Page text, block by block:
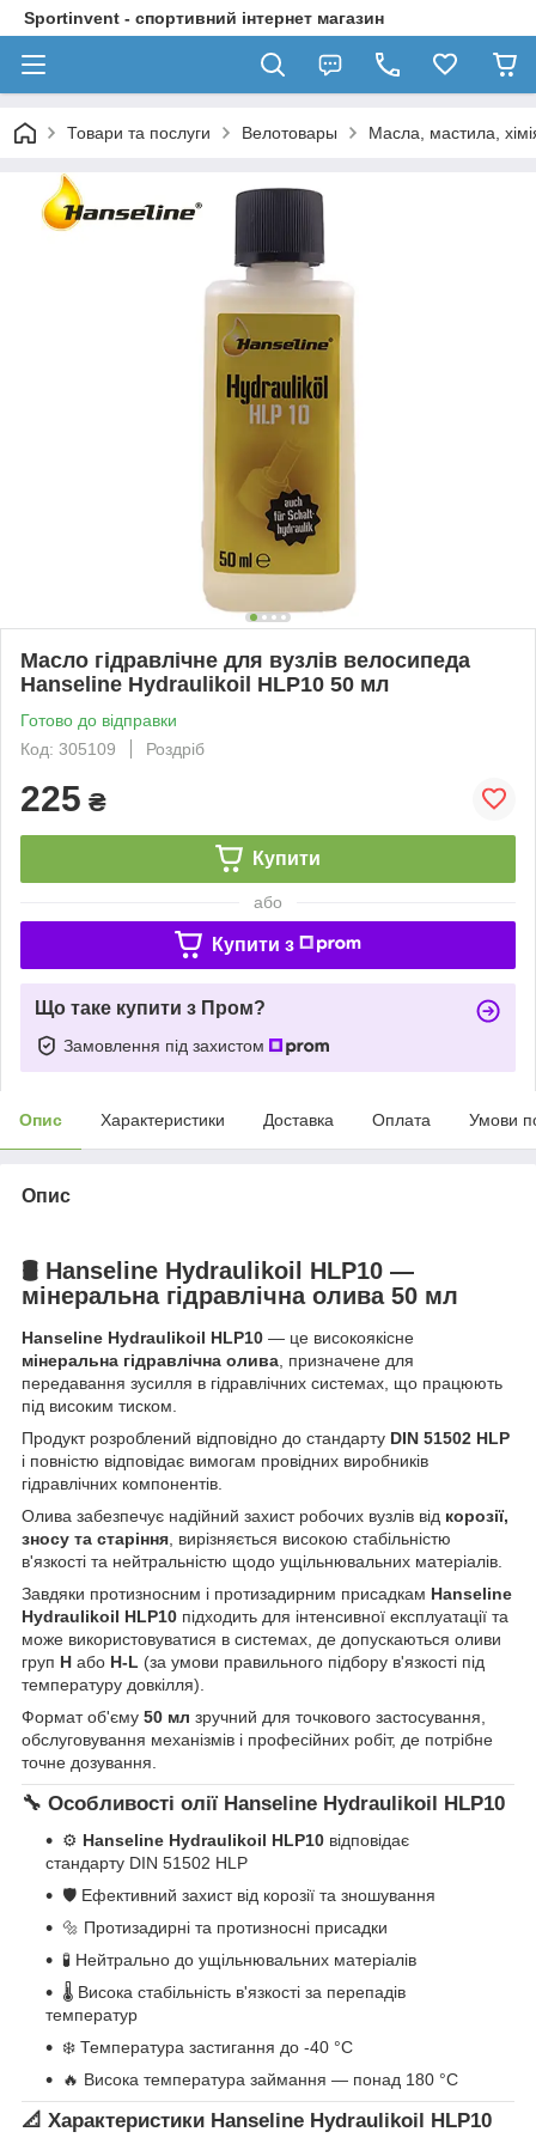
Sportinvent - спортивний інтернет магазин
Товари та послуги Велотовары Масла, мастила,
Масло гідравлічне для вузлів велосипеда
Hanseline Hydraulikoil HLP10 50 мл
Готово до відправки
Код: 305109
Роздріб
225 ₴
Купити
або
Купити з
Що таке купити з Пром?
Замовлення під захистом
Опис Характеристики Доставка Оплата Умови
Опис
🛢️ Hanseline Hydraulikoil HLP10 —
мінеральна гідравлічна олива 50 мл
Hanseline Hydraulikoil HLP10 — це високоякісне
мінеральна гідравлічна олива, призначене для
передавання зусилля в гідравлічних системах, що працюють
під високим тиском.
Продукт розроблений відповідно до стандарту DIN 51502 HLP
і повністю відповідає вимогам провідних виробників
гідравлічних компонентів.
Олива забезпечує надійний захист робочих вузлів від корозії,
зносу та старіння, вирізняється високою стабільністю
в'язкості та нейтральністю щодо ущільнювальних матеріалів.
Завдяки протизносним і протизадирним присадкам Hanseline
Hydraulikoil HLP10 підходить для інтенсивної експлуатації та
може використовуватися в системах, де допускаються оливи
груп H або H-L (за умови правильного підбору в'язкості під
температуру довкілля).
Формат об'єму 50 мл зручний для точкового застосування,
обслуговування механізмів і професійних робіт, де потрібне
точне дозування.
🔧 Особливості олії Hanseline Hydraulikoil HLP10
⚙️ Hanseline Hydraulikoil HLP10 відповідає
стандарту DIN 51502 HLP
🛡️ Ефективний захист від корозії та зношування
🔩 Протизадирні та протизносні присадки
🧪 Нейтрально до ущільнювальних матеріалів
🌡️ Висока стабільність в'язкості за перепадів
температур
❄️ Температура застигання до -40 °C
🔥 Висока температура займання — понад 180 °C
📐 Характеристики Hanseline Hydraulikoil HLP10